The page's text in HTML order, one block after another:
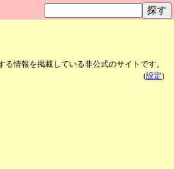
る情報を掲載している非公式のサイトです。
(設定)